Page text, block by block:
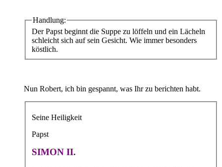
Handlung:
Der Papst beginnt die Suppe zu löffeln und ein Lächeln
schleicht sich auf sein Gesicht. Wie immer besonders
köstlich.
Nun Robert, ich bin gespannt, was Ihr zu berichten habt.
Seine Heiligkeit
Papst
SIMON II.